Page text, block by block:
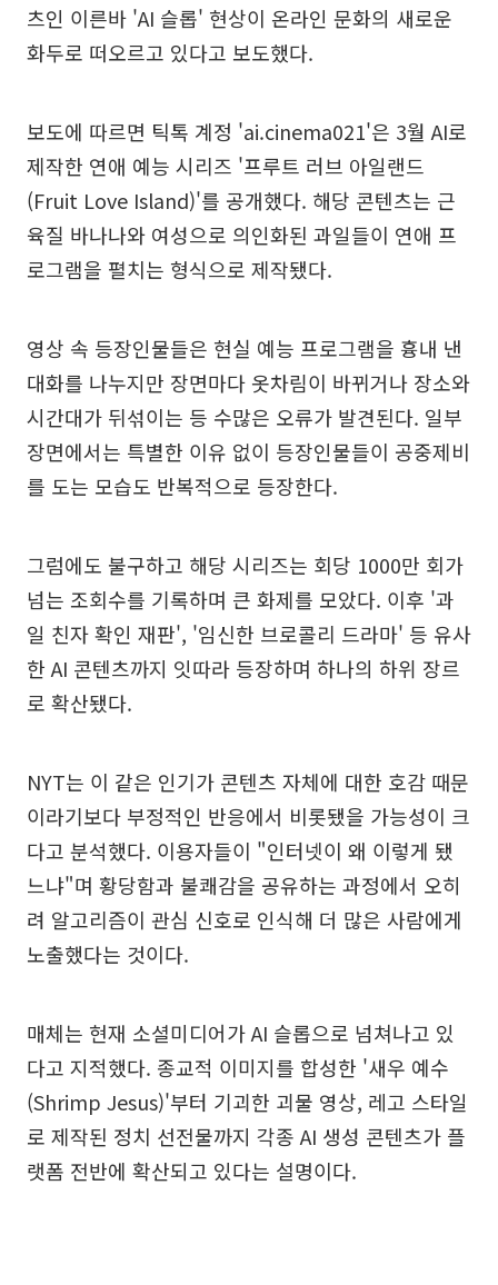
츠인 이른바 'AI 슬롭' 현상이 온라인 문화의 새로운
화두로 떠오르고 있다고 보도했다.
보도에 따르면 틱톡 계정 'ai.cinema021'은 3월 AI로
제작한 연애 예능 시리즈 '프루트 러브 아일랜드
(Fruit Love Island)'를 공개했다. 해당 콘텐츠는 근
육질 바나나와 여성으로 의인화된 과일들이 연애 프
로그램을 펼치는 형식으로 제작됐다.
영상 속 등장인물들은 현실 예능 프로그램을 흉내 낸
대화를 나누지만 장면마다 옷차림이 바뀌거나 장소와
시간대가 뒤섞이는 등 수많은 오류가 발견된다. 일부
장면에서는 특별한 이유 없이 등장인물들이 공중제비
를 도는 모습도 반복적으로 등장한다.
그럼에도 불구하고 해당 시리즈는 회당 1000만 회가
넘는 조회수를 기록하며 큰 화제를 모았다. 이후 '과
일 친자 확인 재판', '임신한 브로콜리 드라마' 등 유사
한 AI 콘텐츠까지 잇따라 등장하며 하나의 하위 장르
로 확산됐다.
NYT는 이 같은 인기가 콘텐츠 자체에 대한 호감 때문
이라기보다 부정적인 반응에서 비롯됐을 가능성이 크
다고 분석했다. 이용자들이 "인터넷이 왜 이렇게 됐
느냐"며 황당함과 불쾌감을 공유하는 과정에서 오히
려 알고리즘이 관심 신호로 인식해 더 많은 사람에게
노출했다는 것이다.
매체는 현재 소셜미디어가 AI 슬롭으로 넘쳐나고 있
다고 지적했다. 종교적 이미지를 합성한 '새우 예수
(Shrimp Jesus)'부터 기괴한 괴물 영상, 레고 스타일
로 제작된 정치 선전물까지 각종 AI 생성 콘텐츠가 플
랫폼 전반에 확산되고 있다는 설명이다.